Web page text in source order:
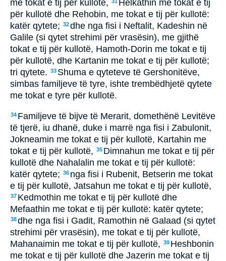
me tokat e tij për kullotë,
Helkathin me tokat e tij
për kullotë dhe Rehobin, me tokat e tij për kullotë:
katër qytete; 32dhe nga fisi i Neftalit, Kadeshin në
Galile (si qytet strehimi për vrasësin), me gjithë
tokat e tij për kullotë, Hamoth-Dorin me tokat e tij
për kullotë, dhe Kartanin me tokat e tij për kullotë;
tri qytete. 33 Shuma e qyteteve të Gershonitëve,
simbas familjeve të tyre, ishte trembëdhjetë qytete
me tokat e tyre për kullotë.
34 Familjeve të bijve të Merarit, domethënë Levitëve
të tjerë, iu dhanë, duke i marrë nga fisi i Zabulonit,
Jokneamin me tokat e tij për kullotë, Kartahin me
tokat e tij për kullotë, 35 Dimnahun me tokat e tij për
kullotë dhe Nahalalin me tokat e tij për kullotë:
katër qytete; 36 nga fisi i Rubenit, Betserin me tokat
e tij për kullotë, Jatsahun me tokat e tij për kullotë,
37 Kedmothin me tokat e tij për kullotë dhe
Mefaathin me tokat e tij për kullotë: katër qytete;
38dhe nga fisi i Gadit, Ramothin në Galaad (si qytet
strehimi për vrasësin), me tokat e tij për kullotë,
Mahanaimin me tokat e tij për kullotë, 39 Heshbonin
me tokat e tij për kullotë dhe Jazerin me tokat e tij